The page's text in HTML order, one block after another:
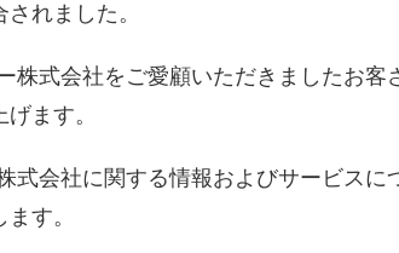
れました。
株式会社をご愛顧いただきましたお
ます。
式会社に関する情報およびサービス
す。